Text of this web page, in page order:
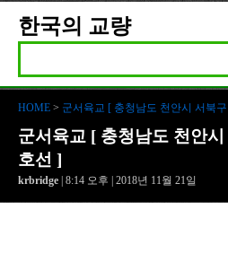
한국의 교량
HOME > 군서육교 [ 충청남도 천안시 서북
군서육교 [ 충청남도 천안
호선 ]
krbridge | 8:14 오후 | 2018년 11월 21일